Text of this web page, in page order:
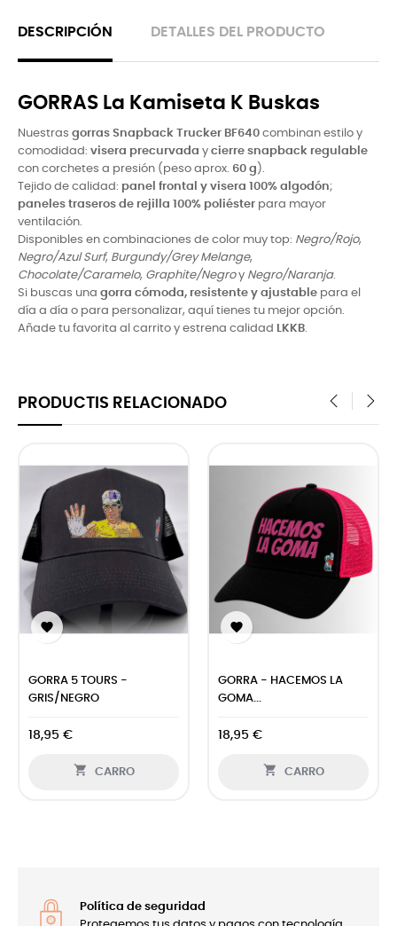
DESCRIPCIÓN DETALLES DEL PRODUCTO
GORRAS La Kamiseta K Buskas
Nuestras gorras Snapback Trucker BF640 combinan estilo y
comodidad: visera precurvada y cierre snapback regulable
con corchetes a presión (peso aprox. 60 g ).
Tejido de calidad: panel frontal y visera 100% algodón;
paneles traseros de rejilla 100% poliéster para mayor
ventilación.
Disponibles en combinaciones de color muy top: Negro/Rojo,
Negro/Azul Surf, Burgundy/Grey Melange,
Chocolate/Caramelo, Graphite/Negroy Negro/Naranja.
Si buscas una gorra cómoda, resistente y ajustable para el
día a día o para personalizar, aquí tienes tu mejor opción.
Añade tu favorita al carrito y estrena calidad LKKB.
PRODUCTIS RELACIONADO

GORRA 5 TOURS -
GRIS/NEGRO
18,95 €
 CARRO

GORRA - HACEMOS LA
GOMA...
18,95 €
 CARRO
Política de seguridad